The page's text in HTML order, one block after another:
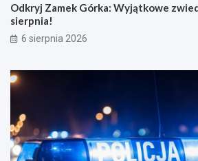
Odkryj Zamek Górka: Wyjątkowe
sierpnia!
6 sierpnia 2026